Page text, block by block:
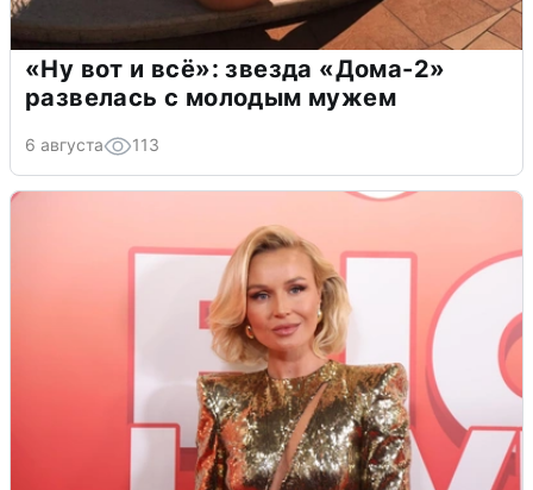
«Ну вот и всё»: звезда «Дома-2»
развелась с молодым мужем
6 августа 113